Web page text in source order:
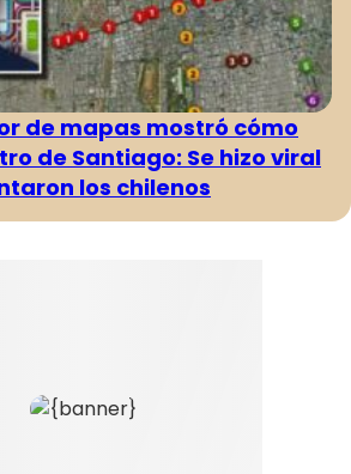
de mapas mostró cómo
de Santiago: Se hizo viral
los chilenos